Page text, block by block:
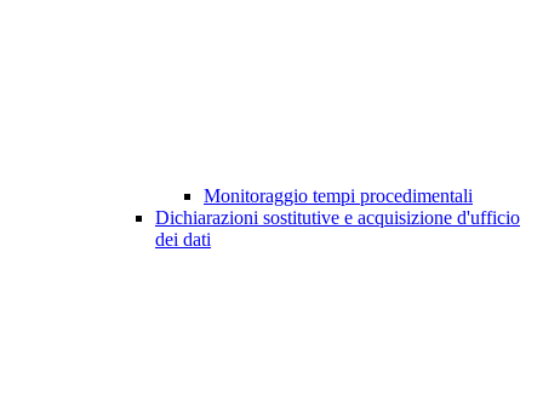
Monitoraggio tempi procedimentali
Dichiarazioni sostitutive e acquisizione d'ufficio
dei dati